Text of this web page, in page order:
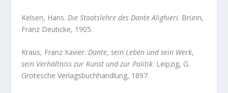
Kelsen, Hans.Die Staatslehre des Dante Alighieri. Brünn,
Franz Deuticke, 1905.
Kraus, Franz Xavier.Dante,sein Leben und sein Werk,
sein Verhältniss zur Kunst und zur Politik. Leipzig, G.
Grotesche Verlagsbuchhandlung, 1897.